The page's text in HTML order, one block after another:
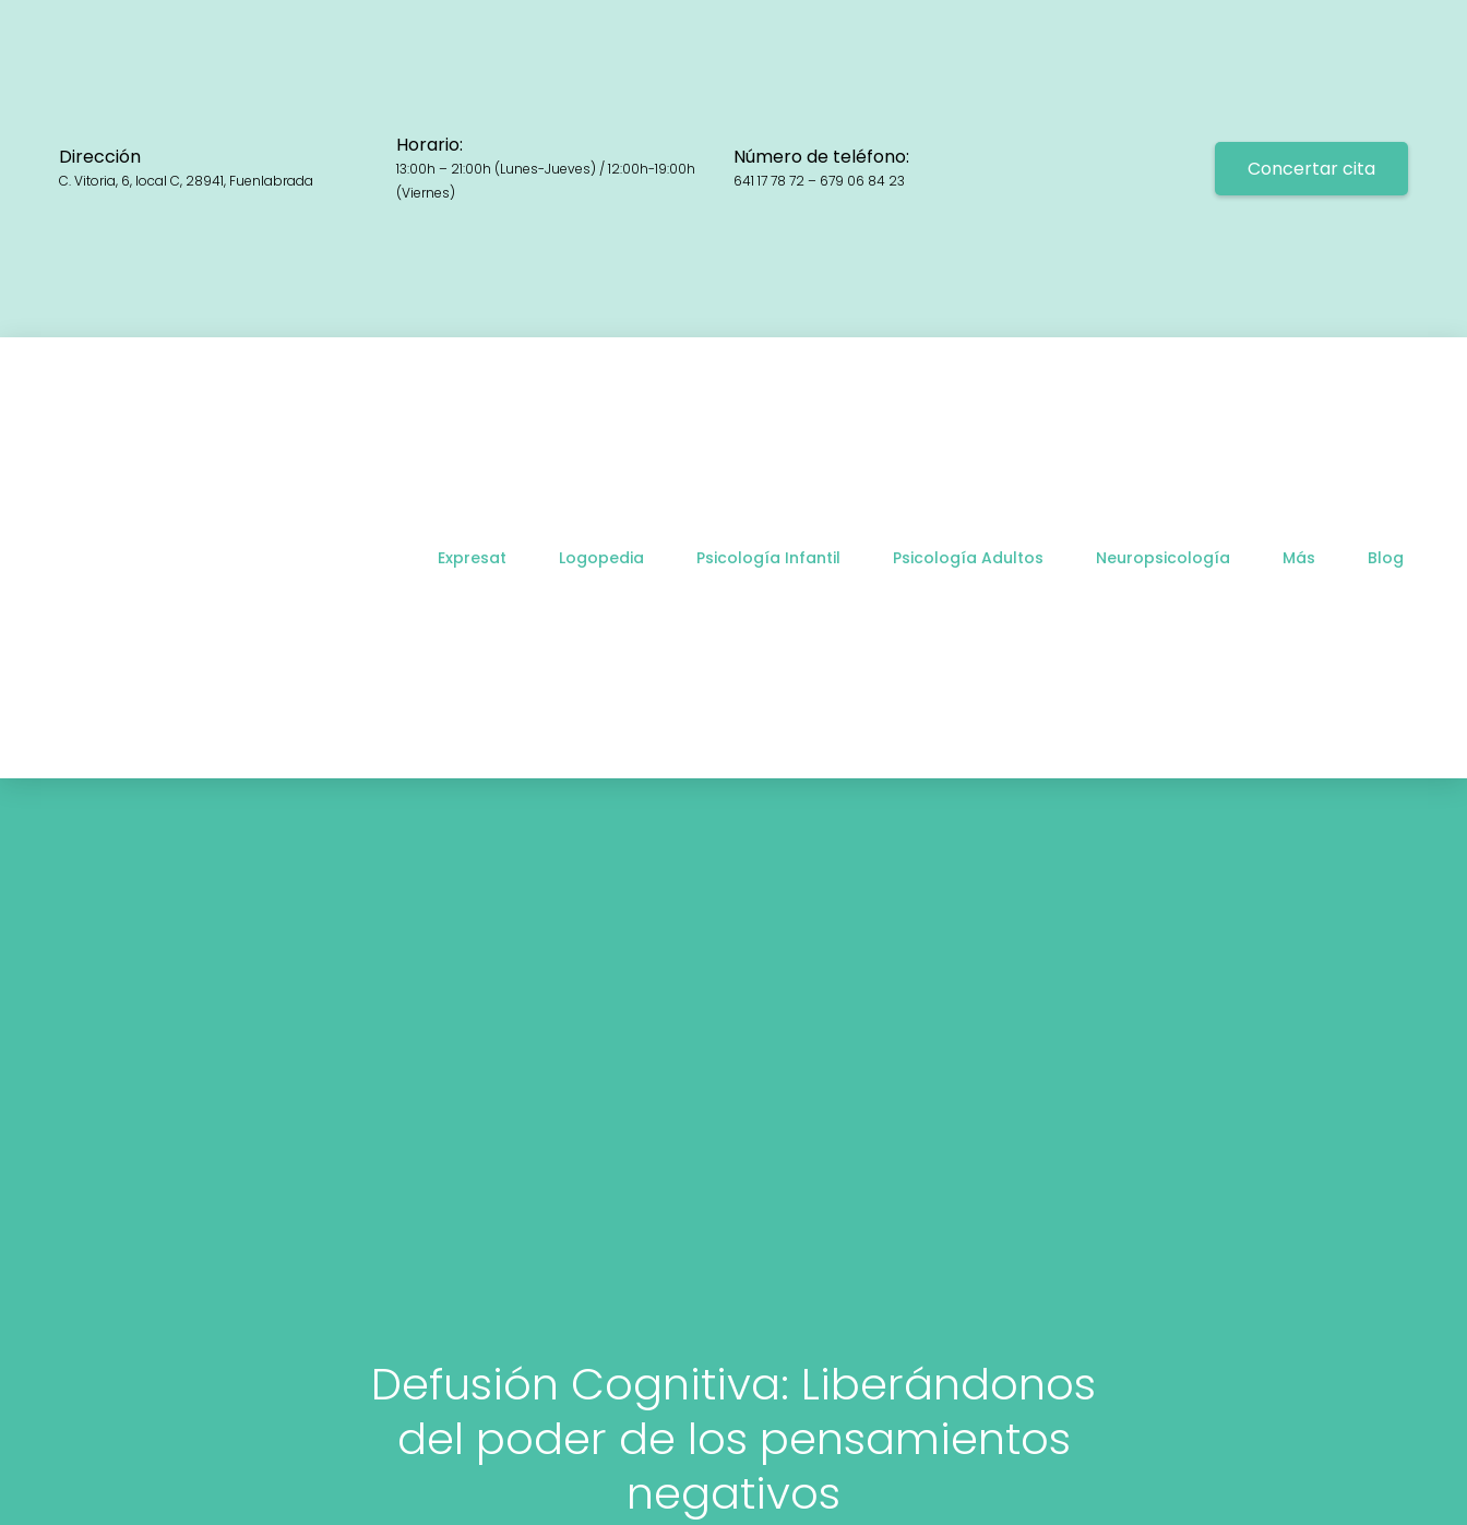
Dirección
C. Vitoria, 6, local C, 28941, Fuenlabrada
Horario:
13:00h – 21:00h (Lunes-Jueves) / 12:00h-19:00h
(Viernes)
Número de teléfono:
641 17 78 72 – 679 06 84 23 Concertar cita
Expresat Logopedia Psicología Infantil Psicología Adultos Neuropsicología Más Blog
Defusión Cognitiva: Liberándonos
del poder de los pensamientos
negativos